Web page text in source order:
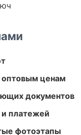
оптовым ценам
документов
и платежей
фотоэтапы